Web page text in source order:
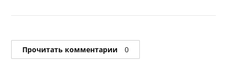
Прочитать комментарии 0